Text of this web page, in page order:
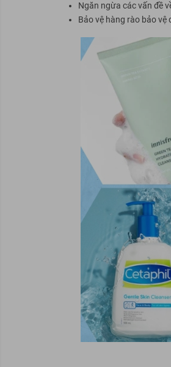
Ngăn ngừa các vấn đề
Bảo vệ hàng rào bảo